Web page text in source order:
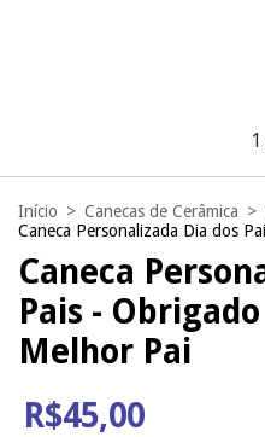
1
Início > Canecas de Cerâmica >
Caneca Personalizada Dia dos
Caneca
Pais -
Melhor Pai
R$45,00